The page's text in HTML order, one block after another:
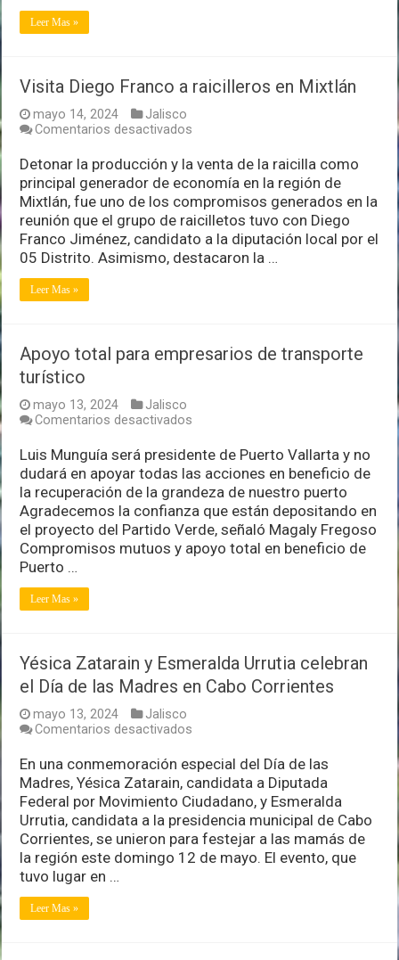
Leer Mas »
Visita Diego Franco a raicilleros en Mixtlán
mayo 14, 2024
Jalisco
Comentarios desactivados
Diego
Franco
a
raicilleros
en
Mixtlán
Detonar la producción y la venta de la raicilla como
principal generador de economía en la región de
Mixtlán, fue uno de los compromisos generados en la
reunión que el grupo de raicilletos tuvo con Diego
Franco Jiménez, candidato a la diputación local por el
05 Distrito. Asimismo, destacaron la …
Leer Mas »
Apoyo total para empresarios de transporte
turístico
mayo 13, 2024
Jalisco
Comentarios desactivados
total
para
empresarios
de
transporte
turístico
Luis Munguía será presidente de Puerto Vallarta y no
dudará en apoyar todas las acciones en beneficio de
la recuperación de la grandeza de nuestro puerto
Agradecemos la confianza que están depositando en
el proyecto del Partido Verde, señaló Magaly Fregoso
Compromisos mutuos y apoyo total en beneficio de
Puerto …
Leer Mas »
Yésica Zatarain y Esmeralda Urrutia celebran
el Día de las Madres en Cabo Corrientes
mayo 13, 2024
Jalisco
Comentarios desactivados
Zatarain
y
Esmeralda
Urrutia
celebran
el
Día
de
En una conmemoración especial del Día de las
Madres, Yésica Zatarain, candidata a Diputada
Federal por Movimiento Ciudadano, y Esmeralda
Urrutia, candidata a la presidencia municipal de Cabo
Corrientes, se unieron para festejar a las mamás de
la región este domingo 12 de mayo. El evento, que
tuvo lugar en …
Leer Mas »